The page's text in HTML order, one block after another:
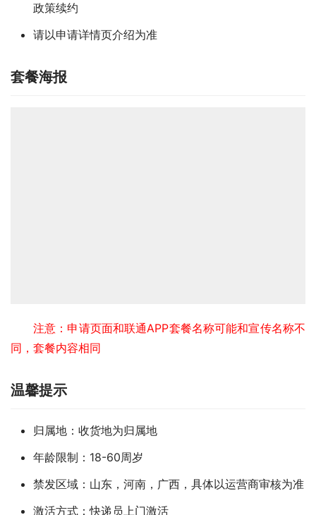
政策续约
请以申请详情页介绍为准
套餐海报
注意：申请页面和联通APP套餐名称可能和宣传名称不
同，套餐内容相同
温馨提示
归属地：收货地为归属地
年龄限制：18-60周岁
禁发区域：山东，河南，广西，具体以运营商审核为准
激活方式：快递员上门激活